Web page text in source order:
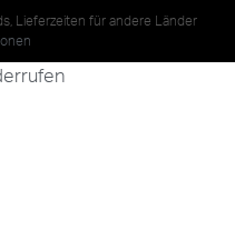
Lieferzeiten für andere Länder